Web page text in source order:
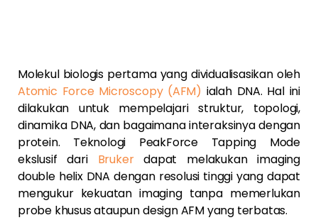
Molekul biologis pertama yang dividualisasikan oleh
Atomic Force Microscopy (AFM) ialah DNA. Hal ini
dilakukan untuk mempelajari struktur, topologi,
dinamika DNA, dan bagaimana interaksinya dengan
protein. Teknologi PeakForce Tapping Mode
ekslusif dari Brukerdapat melakukan imaging
double helix DNA dengan resolusi tinggi yang dapat
mengukur kekuatan imaging tanpa memerlukan
probe khusus ataupun design AFM yang terbatas.